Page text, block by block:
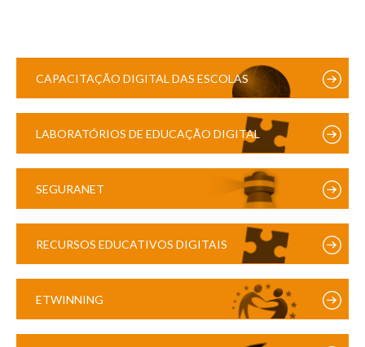
CAPACITAÇÃO DIGITAL DAS ESCOLAS
LABORATÓRIOS DE EDUCAÇÃO DIGITAL
SEGURANET
RECURSOS EDUCATIVOS DIGITAIS
ETWINNING